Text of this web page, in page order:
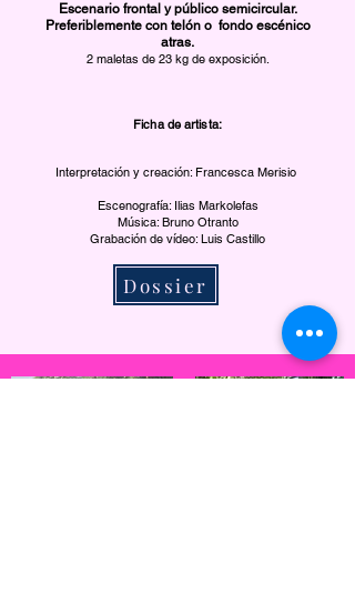
Escenario frontal y público semicircular.
Preferiblemente con telón o fondo escénico
atras.
2 maletas de 23 kg de exposición.
Ficha de artista:
Interpretación y creación: Francesca Merisio
Escenografía: Ilias Markolefas
Música: Bruno Otranto
Grabación de vídeo: Luis Castillo
Dossier